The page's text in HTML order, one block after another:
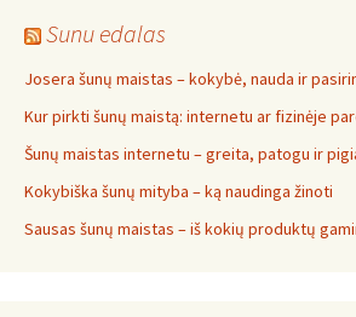
Sunu edalas
Josera šunų maistas – kokybė, nauda ir
Kur pirkti šunų maistą: internetu ar fizinėje
Šunų maistas internetu – greita, patogu ir
Kokybiška šunų mityba – ką naudinga žinoti
Sausas šunų maistas – iš kokių produktų